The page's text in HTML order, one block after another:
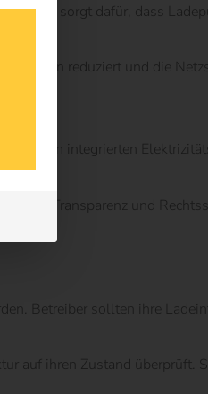
Es sorgt dafür, dass
reduziert und die
integrierten
Transparenz und
Betreiber sollten ihre
auf ihren Zustand überprüft.